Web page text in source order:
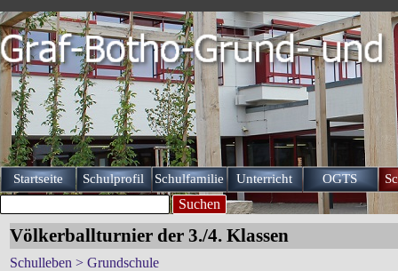
Startseite Schulprofil ▼
Schulfamilie ▼
Unterricht ▼
OGTS
Suchen
Völkerballturnier der 3./4. Klassen
Schulleben > Grundschule